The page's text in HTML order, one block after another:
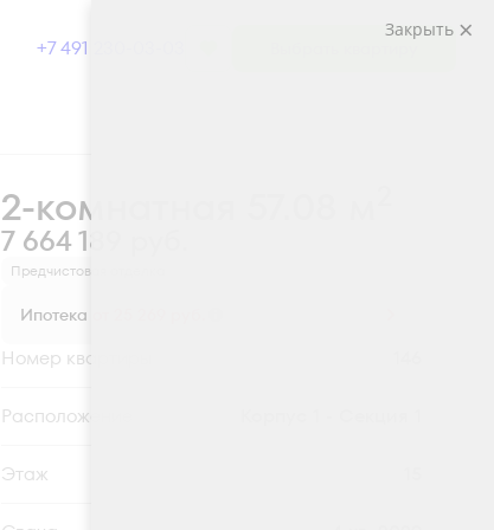
+7 491 230-03-03
2-комнатная 57.08 м
7 664 189 руб.
Предчистовая отделка
Ипотека
Номер квартиры
Секция
Этаж
Закрыть